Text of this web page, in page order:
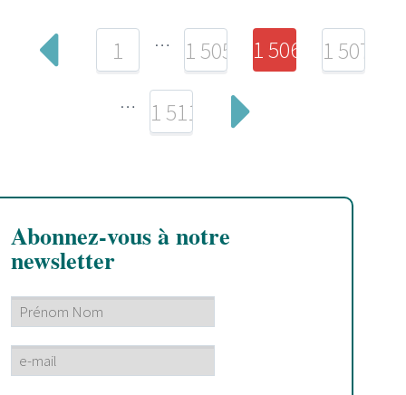
1 … 1 505 1 506 1 507
… 1 511
Abonnez-vous à notre
newsletter